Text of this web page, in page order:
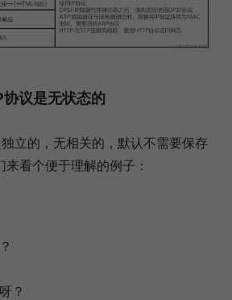
议是无状态的
立的，无相关的，默认不需要保存
来看个便于理解的例子：
？